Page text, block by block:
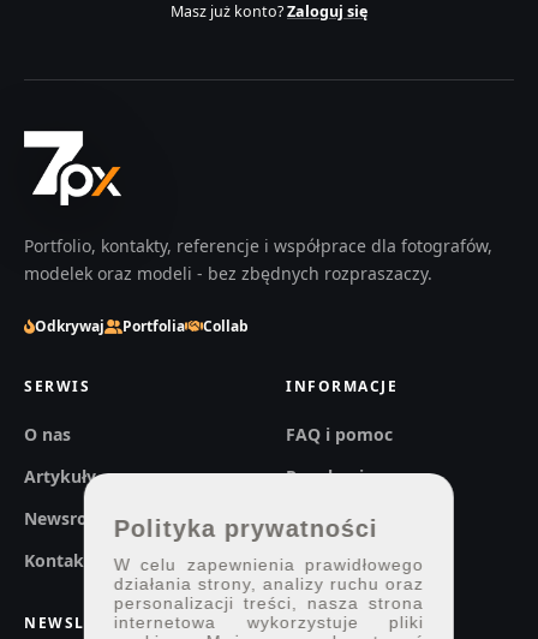
Masz już konto?Zaloguj się
Portfolio, kontakty, referencje i współprace dla fotografów,
modelek oraz modeli - bez zbędnych rozpraszaczy.
Odkrywaj Portfolia Collab
SERWIS
O nas
Artykuły
Newsroom
Kontakt
INFORMACJE
FAQ i pomoc
Regulaminy
Prywatność
NEWSLETTER
Polityka prywatności
W celu zapewnienia prawidłowego
działania strony, analizy ruchu oraz
personalizacji treści, nasza strona
internetowa wykorzystuje pliki